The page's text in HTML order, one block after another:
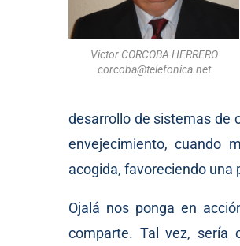
Víctor CORCOBA HERRERO
corcoba@telefonica.net
desarrollo de sistemas de
envejecimiento, cuando
acogida, favoreciendo una
Ojalá nos ponga en
comparte. Tal vez, sería